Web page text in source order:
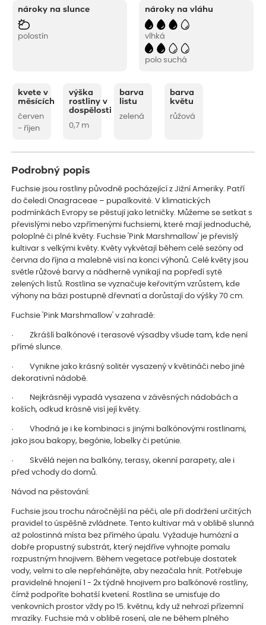
nároky na slunce
polostín
nároky na vláhu
vlhká
polo suchá
kvete v
měsících
červen
- říjen
výška
rostliny v
dospělosti
0,7 m
barva
listu
zelená
barva
květu
růžová
Podrobný popis
Fuchsie jsou rostliny původně pocházející z Jižní Ameriky. Patří
do čeledi Onagraceae – pupalkovité. V klimatických
podmínkách Evropy se pěstují jako letničky. Můžeme se setkat s
převislými nebo vzpřímenými fuchsiemi, které mají jednoduché,
poloplné či plné květy. Fuchsie 'Pink Marshmallow' je převislý
kultivar s velkými květy. Květy vykvétají během celé sezóny od
června do října a malebně visí na konci výhonů. Celé květy jsou
světle růžové barvy a nádherně vynikají na popředí sytě
zelených listů. Rostlina se vyznačuje keřovitým vzrůstem, kde
výhony na bázi postupně dřevnatí a dorůstají do výšky 70 cm.
Fuchsie 'Pink Marshmallow' v zahradě:
· Zkrášlí balkónové i terasové výsadby všude tam, kde není
přímé slunce.
· Vynikne jako krásný solitér vysazený v květináči nebo jiné
dekorativní nádobě.
· Nejkrásněji vypadá vysazena v závěsných nádobách a
koších, odkud krásně visí její květy.
· Vhodná je i ke kombinaci s jinými balkónovými rostlinami,
jako jsou bakopy, begónie, lobelky či petúnie.
· Skvělá nejen na balkóny, terasy, okenní parapety, ale i
před vchody do domů.
Návod na pěstování:
Fuchsie jsou trochu náročnější na péči, ale při dodržení určitých
pravidel to úspěšně zvládnete. Tento kultivar má v oblibě slunná
až polostinná místa bez přímého úpalu. Vyžaduje humózní a
dobře propustný substrát, který nejdříve vyhnojte pomalu
rozpustným hnojivem. Během vegetace potřebuje dostatek
vody, velmi to ale nepřehánějte, aby nezačala hnít. Potřebuje
pravidelné hnojení 1 - 2x týdně hnojivem pro balkónové rostliny,
čímž podpoříte bohatší kvetení. Rostlina se umisťuje do
venkovních prostor vždy po 15. květnu, kdy už nehrozí přízemní
mrazíky. Fuchsie má v oblibě rosení, ale ne během plného